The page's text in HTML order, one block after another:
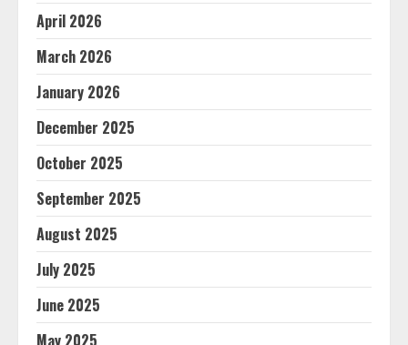
April 2026
March 2026
January 2026
December 2025
October 2025
September 2025
August 2025
July 2025
June 2025
May 2025